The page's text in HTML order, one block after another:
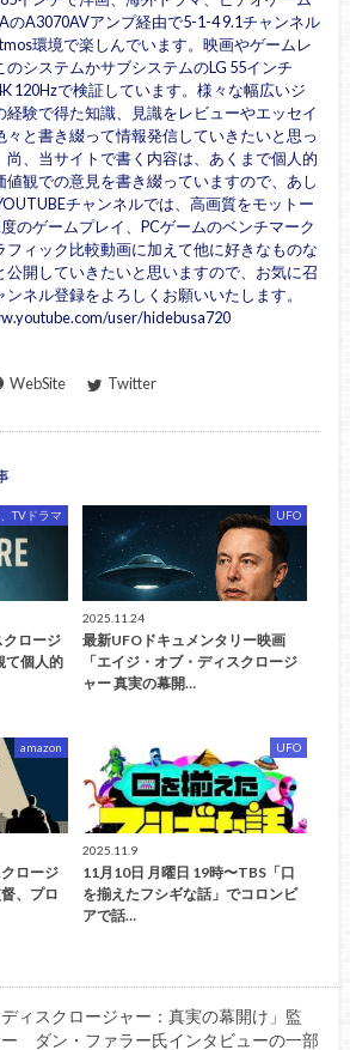
のA3070AVアンプ経由で5-1-4 9.1チャンネル
環境で楽しんでいます。映画やゲームレ
のシステムかサブシステムのLG 55インチ
120Hzで検証しています。様々な幅広いジ
経験で得た知識、見識をレビューやエッセイ
々と書き綴って情報発信していきたいと思っ
尚、当サイトで書く内容は、あくまで個人的
値観での意見を書き綴っていますので、あし
チャンネルでは、高画質をモットー
のゲームプレイ、PCゲームのベンチマーク
フィック比較動画に加えて他に好きなものな
公開していきたいと思いますので、お気に召
ンネル登録をよろしくお願いいたします。
user/hidebusa720
WebSite Twitter
TVドラマ
クロージ
て個人的
UFO
2025.11.24
最新UFOドキュメンタリー映画
「エイジ・オブ・ディスクロージ
ャー 真実の幕開…
amazon
ロージ
、プロ
UFO
2025.11.9
11月10日 月曜日 19時〜TBS「口
を揃えたフシギな話」でコロンビ
アで話…
ディスクロージャー：真実の幕開け」監
ダン・ファラー氏インタビューの一部